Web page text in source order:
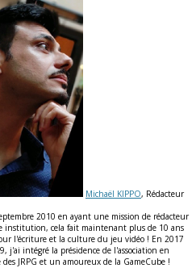
Michaël KIPPO, Rédacteur
2010 en ayant une mission de rédacteur
institution, cela fait maintenant plus de 10 ans
l'écriture et la culture du jeu vidéo ! En 2017
j'ai intégré la présidence de l'association en
JRPG et un amoureux de la GameCube !